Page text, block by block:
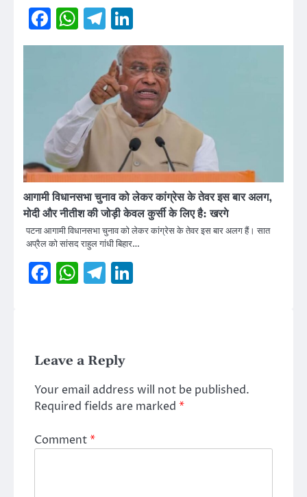
Facebook
WhatsApp
Telegram
आगामी विधानसभा चुनाव को लेकर कांग्रेस के तेवर इस बार अलग,
मोदी और नीतीश की जोड़ी केवल कुर्सी के लिए है: खरगे
पटना आगामी विधानसभा चुनाव को लेकर कांग्रेस के तेवर इस बार अलग हैं। सात
अप्रैल को सांसद राहुल गांधी बिहार…
Facebook
WhatsApp
Telegram
Leave a Reply
Your email address will not be published.
Required fields are marked *
Comment*